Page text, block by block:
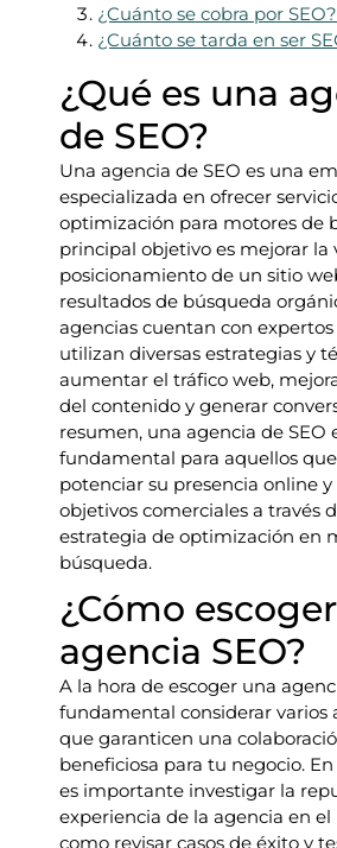
¿Cuánto se cobra por SEO?
¿Cuánto se tarda en ser
¿Qué es una
de SEO?
Una agencia de SEO es una
especializada en ofrecer
optimización para motores de
principal objetivo es mejorar la
posicionamiento de un sitio
resultados de búsqueda
agencias cuentan con expertos
utilizan diversas estrategias y
aumentar el tráfico web,
del contenido y generar
resumen, una agencia de SEO
fundamental para aquellos
potenciar su presencia online y
objetivos comerciales a través
estrategia de optimización en
búsqueda.
¿Cómo
agencia SEO?
A la hora de escoger una
fundamental considerar varios
que garanticen una
beneficiosa para tu negocio.
es importante investigar la
experiencia de la agencia en el
como revisar casos de éxito y